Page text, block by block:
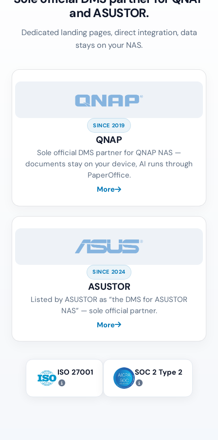
and ASUSTOR.
Dedicated landing pages, direct integration, data
stays on your NAS.
SINCE 2019
QNAP
Sole official DMS partner for QNAP NAS —
documents stay on your device, AI runs through
PaperOffice.
More
SINCE 2024
ASUSTOR
Listed by ASUSTOR as “the DMS for ASUSTOR
NAS” — sole official partner.
More
ISO 27001 SOC 2 Type 2